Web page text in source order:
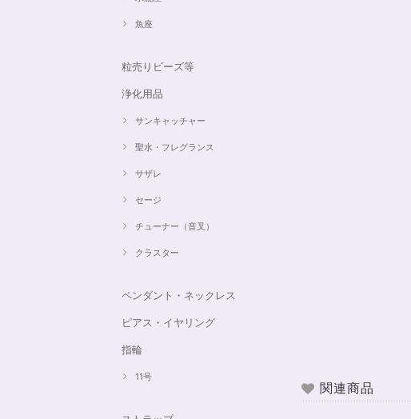
魚座
粒売りビーズ等
浄化用品
サンキャッチャー
聖水・フレグランス
サザレ
セージ
チューナー（音叉）
クラスター
ペンダント・ネックレス
ピアス・イヤリング
指輪
11号
関連商品